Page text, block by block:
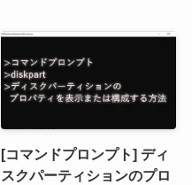
[コマンドプロンプト] ディ
スクパーティションのプロ